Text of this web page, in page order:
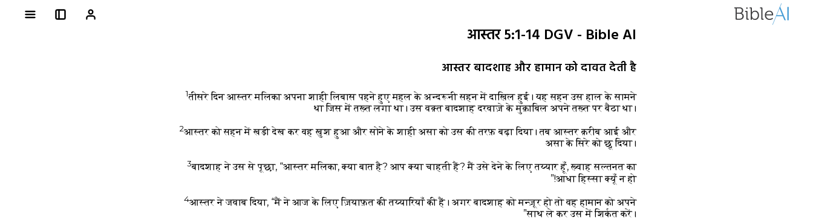
आस्तर 5:1-14 DGV - Bible AI
आस्तर बादशाह और हामान को दावत देती है
1तीसरे दिन आस्तर मलिका अपना शाही लिबास पहने हुए महल के अन्दरूनी सहन में दाख़िल हुई। यह सहन उस हाल के सामने
था जिस में तख़्त लगा था। उस वक़्त बादशाह दरवाज़े के मुक़ाबिल अपने तख़्त पर बैठा था।
2आस्तर को सहन में खड़ी देख कर वह ख़ुश हुआ और सोने के शाही असा को उस की तरफ़ बढ़ा दिया। तब आस्तर क़रीब आई और
असा के सिरे को छू दिया।
3बादशाह ने उस से पूछा, “आस्तर मलिका, क्या बात है? आप क्या चाहती हैं? मैं उसे देने के लिए तय्यार हूँ, ख़्वाह सल्तनत का
आधा हिस्सा क्यूँ न हो!”
4आस्तर ने जवाब दिया, “मैं ने आज के लिए ज़ियाफ़त की तय्यारियाँ की हैं। अगर बादशाह को मन्ज़ूर हो तो वह हामान को अपने
साथ ले कर उस में शिर्कत करें।”